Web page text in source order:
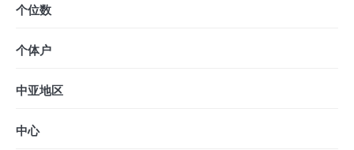
个位数
个体户
中亚地区
中心